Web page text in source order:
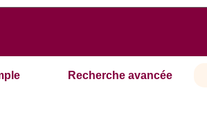
Recherche avancée